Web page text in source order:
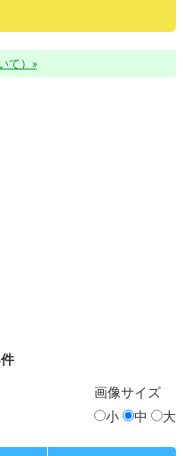
て）»
画像サイズ
小
中 大